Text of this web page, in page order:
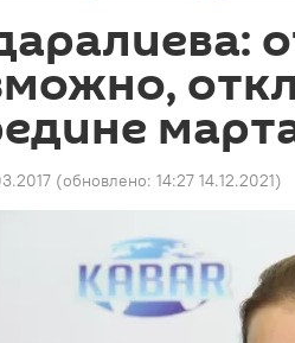
(обновлено: 14:27 14.12.2021)